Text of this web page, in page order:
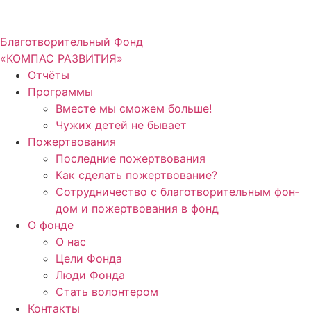
Благотворительный Фонд
«КОМПАС РАЗВИТИЯ»
Отчё­ты
Про­грам­мы
Вме­сте мы смо­жем боль­ше!
Чужих детей не быва­ет
Пожерт­во­ва­ния
Послед­ние пожерт­во­ва­ния
Как сде­лать пожерт­во­ва­ние?
Сотруд­ни­че­ство с бла­го­тво­ри­тель­ным фон­
дом и пожерт­во­ва­ния в фонд
О фон­де
О нас
Цели Фон­да
Люди Фон­да
Стать волон­те­ром
Кон­так­ты